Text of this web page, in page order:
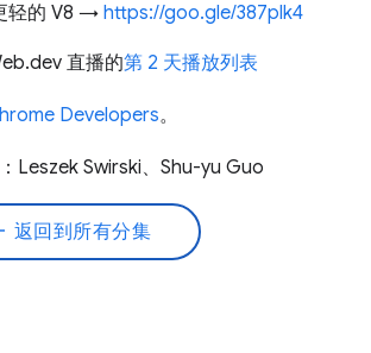
轻的 V8 → https://goo.gle/387plk4
直播的第 2 天播放列表
Developers。
Leszek Swirski、Shu-yu Guo
返回到所有分集